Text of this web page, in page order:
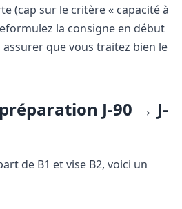
(cap sur le critère « capacité à
la consigne en début
que vous traitez bien le
J-90 → J-
de B1 et vise B2, voici un